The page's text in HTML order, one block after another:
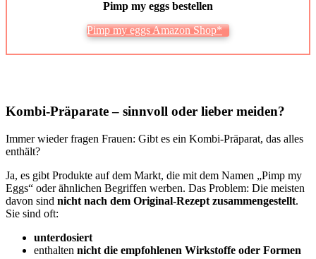
Pimp my eggs bestel­len
Pimp my eggs Ama­zon Shop*
Kom­bi-Prä­pa­ra­te – sinn­voll oder lie­ber mei­den?
Immer wie­der fra­gen Frau­en: Gibt es ein Kom­bi-Prä­pa­rat, das alles
ent­hält?
Ja, es gibt Pro­duk­te auf dem Markt, die mit dem Namen „Pimp my
Eggs“ oder ähn­li­chen Begrif­fen wer­ben. Das Pro­blem: Die meis­ten
davon sind nicht nach dem Ori­gi­nal-Rezept zusam­men­ge­stellt.
Sie sind oft:
unter­do­siert
ent­hal­ten nicht die emp­foh­le­nen Wirk­stof­fe oder For­men